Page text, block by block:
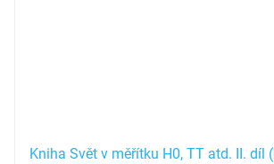
Kniha Svět v měřítku H0, TT atd. II. díl